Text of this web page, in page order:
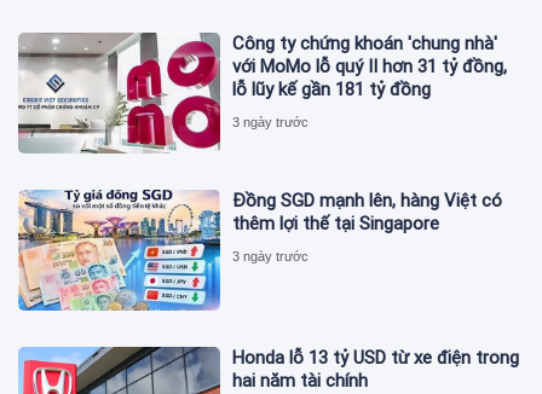
Công ty chứng khoán 'chung nhà'
với MoMo lỗ quý II hơn 31 tỷ đồng,
lỗ lũy kế gần 181 tỷ đồng
3 ngày trước
Đồng SGD mạnh lên, hàng Việt có
thêm lợi thế tại Singapore
3 ngày trước
Honda lỗ 13 tỷ USD từ xe điện trong
hai năm tài chính